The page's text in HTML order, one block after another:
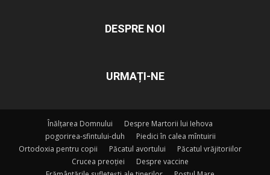
DESPRE NOI
URMAȚI-NE
Înălțarea Domnului
Despre Martorii lui Iehova
pogorirea-sfintului-duh
Piedici în calea mîntuirii
Ortodoxia pentru copii
Păcatul avortului
Păcatul vrăjitoriilor
Crucea preoției
Despre vaccine